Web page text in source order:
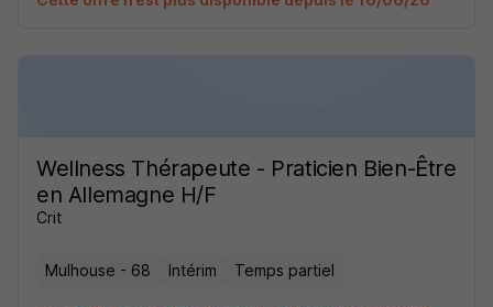
Wellness Thérapeute - Praticien Bien-Être
en Allemagne H/F
Crit
Mulhouse - 68 Intérim Temps partiel